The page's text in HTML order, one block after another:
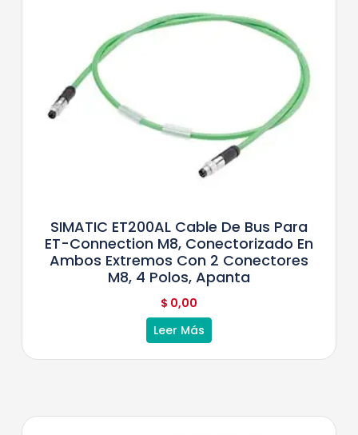
SIMATIC ET200AL Cable De Bus Para
ET-Connection M8, Conectorizado En
Ambos Extremos Con 2 Conectores
M8, 4 Polos, Apanta
$ 0,00
Leer Más